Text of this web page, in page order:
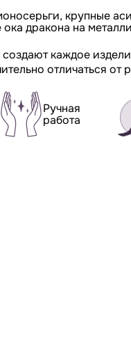
крупные
дракона на
каждое
отличаться от
Ручная
работа